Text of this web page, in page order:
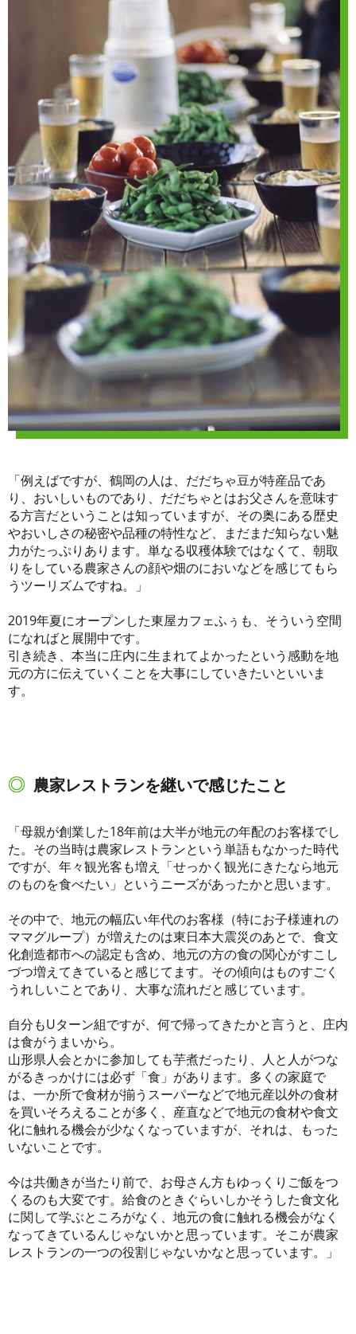
「例えばですが、鶴岡の人は、だだちゃ豆が特産品であ
り、おいしいものであり、だだちゃとはお父さんを意味す
る方言だということは知っていますが、その奥にある歴史
やおいしさの秘密や品種の特性など、まだまだ知らない魅
力がたっぷりあります。単なる収穫体験ではなくて、朝取
りをしている農家さんの顔や畑のにおいなどを感じてもら
うツーリズムですね。」
2019年夏にオープンした東屋カフェふぅも、そういう空間
になればと展開中です。
引き続き、本当に庄内に生まれてよかったという感動を地
元の方に伝えていくことを大事にしていきたいといいま
す。
農家レストランを継いで感じたこと
「母親が創業した18年前は大半が地元の年配のお客様でし
た。その当時は農家レストランという単語もなかった時代
ですが、年々観光客も増え「せっかく観光にきたなら地元
のものを食べたい」というニーズがあったかと思います。
その中で、地元の幅広い年代のお客様（特にお子様連れの
ママグループ）が増えたのは東日本大震災のあとで、食文
化創造都市への認定も含め、地元の方の食の関心がすこし
づつ増えてきていると感じてます。その傾向はものすごく
うれしいことであり、大事な流れだと感じています。
自分もUターン組ですが、何で帰ってきたかと言うと、庄内
は食がうまいから。
山形県人会とかに参加しても芋煮だったり、人と人がつな
がるきっかけには必ず「食」があります。多くの家庭で
は、一か所で食材が揃うスーパーなどで地元産以外の食材
を買いそろえることが多く、産直などで地元の食材や食文
化に触れる機会が少なくなっていますが、それは、もった
いないことです。
今は共働きが当たり前で、お母さん方もゆっくりご飯をつ
くるのも大変です。給食のときぐらいしかそうした食文化
に関して学ぶところがなく、地元の食に触れる機会がなく
なってきているんじゃないかと思っています。そこが農家
レストランの一つの役割じゃないかなと思っています。」